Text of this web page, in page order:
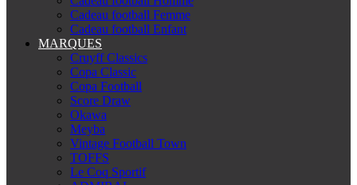
Cadeau football Femme
Cadeau football Enfant
MARQUES
Cruyff Classics
Copa Classic
Copa Football
Score Draw
Okawa
Meyba
Vintage Football Town
TOFFS
Le Coq Sportif